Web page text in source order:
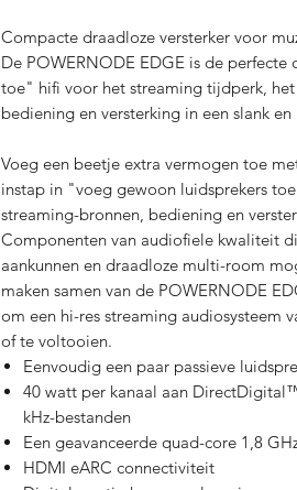
Compacte draadloze versterker voor
De POWERNODE EDGE is de
toe" hifi voor het streaming tijdperk,
bediening en versterking in een slank
Voeg een beetje extra vermogen toe
instap in "voeg gewoon luidsprekers
streaming-bronnen, bediening en
Componenten van audiofiele kwaliteit
aankunnen en draadloze multi-room
maken samen van de POWERNODE
om een hi-res streaming audiosysteem
of te voltooien.
Eenvoudig een paar passieve
40 watt per kanaal aan
kHz-bestanden
Een geavanceerde quad-core 1,8
HDMI eARC connectiviteit